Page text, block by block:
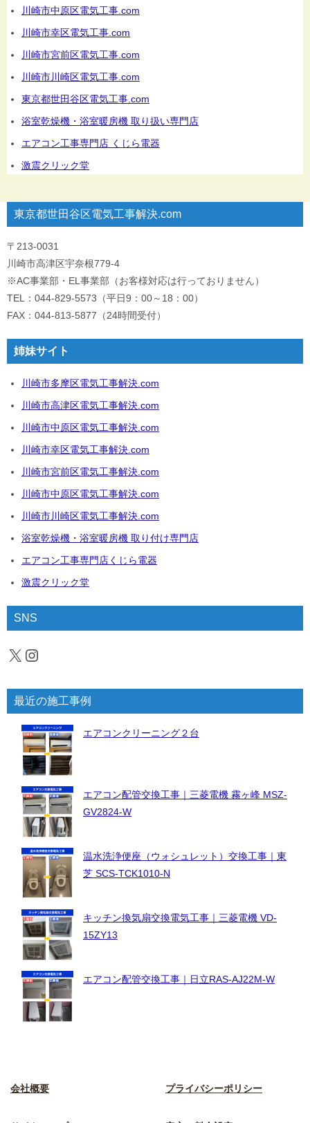
川崎市中原区電気工事.com
川崎市幸区電気工事.com
川崎市宮前区電気工事.com
川崎市川崎区電気工事.com
東京都世田谷区電気工事.com
浴室乾燥機・浴室暖房機 取り扱い専門店
エアコン工事専門店 くじら電器
激震クリック堂
東京都世田谷区電気工事解決.com
〒213-0031
川崎市高津区宇奈根779-4
※AC事業部・EL事業部（お客様対応は行っておりません）
TEL：044-829-5573（平日9：00～18：00）
FAX：044-813-5877（24時間受付）
姉妹サイト
川崎市多摩区電気工事解決.com
川崎市高津区電気工事解決.com
川崎市中原区電気工事解決.com
川崎市幸区電気工事解決.com
川崎市宮前区電気工事解決.com
川崎市中原区電気工事解決.com
川崎市川崎区電気工事解決.com
浴室乾燥機・浴室暖房機 取り付け専門店
エアコン工事専門店くじら電器
激震クリック堂
SNS
X Instagram
最近の施工事例
エアコンクリーニング２台
エアコン配管交換工事｜三菱電機 霧ヶ峰 MSZ-
GV2824-W
温水洗浄便座（ウォシュレット）交換工事｜東
芝 SCS-TCK1010-N
キッチン換気扇交換電気工事｜三菱電機 VD-
15ZY13
エアコン配管交換工事｜日立RAS-AJ22M-W
会社概要 プライバシーポリシー